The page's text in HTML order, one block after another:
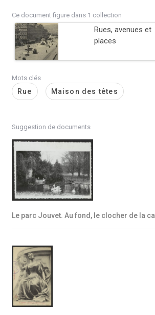
Ce document figure dans 1 collection
Rues, avenues et
places
Mots clés
Rue Maison des têtes
Suggestion de documents
Le parc Jouvet. Au fond, le clocher de la